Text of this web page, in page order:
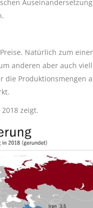
Natürlich zum
anderen aber auch
Produktionsmengen
zeigt.